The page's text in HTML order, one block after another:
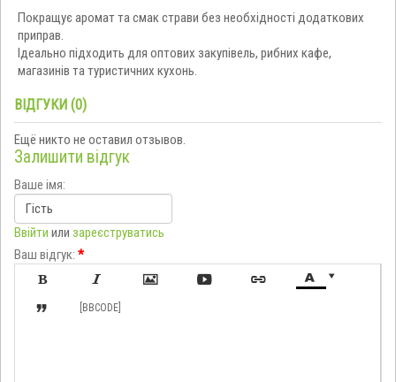
Покращуєароматтасмакстравибезнеобхідності додаткових
приправ.
Ідеальнопідходить дляоптових закупівель,рибнихкафе,
магазинівтатуристичнихкухонь.
ВІДГУКИ (0)
Ещё никто не оставил отзывов.
Залишити відгук
Ваше імя:
Ввійти или зареєструватись
Ваш відгук: *

     
 [BBCODE]